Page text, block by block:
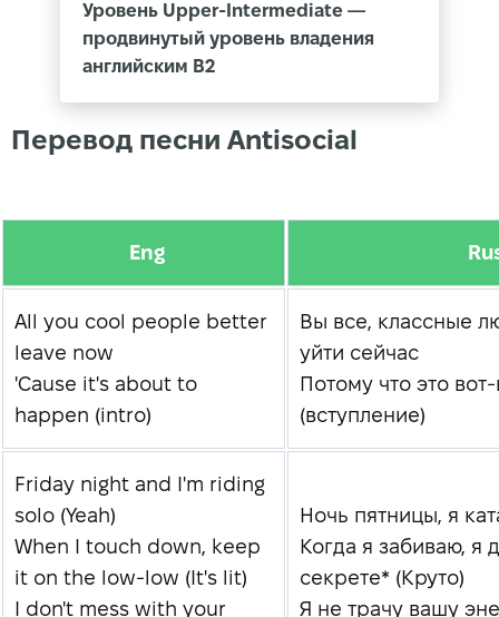
Уровень Upper-Intermediate —
продвинутый уровень владения
английским B2
Перевод песни Antisocial
Eng
All you cool people better
leave now
'Cause it's about to
happen (intro)
Вы все, классные
уйти сейчас
Потому что это
(вступление)
Friday night and I'm riding
solo (Yeah)
When I touch down, keep
it on the low-low (It's lit)
I don't mess with your
Ночь пятницы, я
Когда я забиваю, я
секрете* (Круто)
Я не трачу вашу